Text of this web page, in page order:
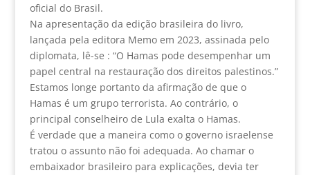
oficial do Brasil.
Na apresentação da edição brasileira do livro,
lançada pela editora Memo em 2023, assinada pelo
diplomata, lê-se : “O Hamas pode desempenhar um
papel central na restauração dos direitos palestinos.”
Estamos longe portanto da afirmação de que o
Hamas é um grupo terrorista. Ao contrário, o
principal conselheiro de Lula exalta o Hamas.
É verdade que a maneira como o governo israelense
tratou o assunto não foi adequada. Ao chamar o
embaixador brasileiro para explicações, devia ter